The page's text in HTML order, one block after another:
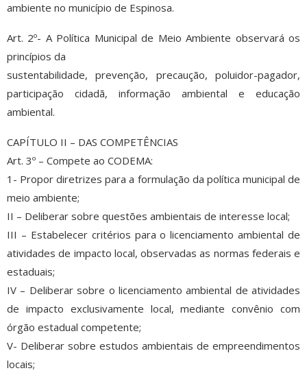
ambiente no município de Espinosa.
Art. 2º- A Política Municipal de Meio Ambiente observará os
princípios da
sustentabilidade, prevenção, precaução, poluidor-pagador,
participação cidadã, informação ambiental e educação
ambiental.
CAPÍTULO II – DAS COMPETÊNCIAS
Art. 3º – Compete ao CODEMA:
1- Propor diretrizes para a formulação da política municipal de
meio ambiente;
II – Deliberar sobre questões ambientais de interesse local;
III – Estabelecer critérios para o licenciamento ambiental de
atividades de impacto local, observadas as normas federais e
estaduais;
IV – Deliberar sobre o licenciamento ambiental de atividades
de impacto exclusivamente local, mediante convênio com
órgão estadual competente;
V- Deliberar sobre estudos ambientais de empreendimentos
locais;